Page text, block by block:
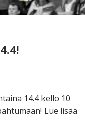
14.4 kello 10
Lue lisää